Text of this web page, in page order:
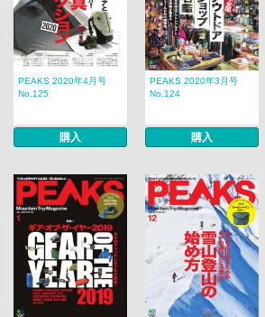
PEAKS 2020年4月号
No.125
購入
PEAKS 2020年3月号
No.124
購入